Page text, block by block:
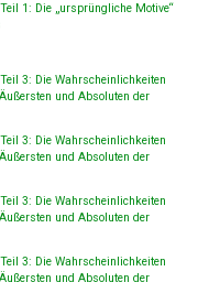
1: Die „ursprüngliche Motive“
3: Die Wahrscheinlichkeiten
und Absoluten der
3: Die Wahrscheinlichkeiten
und Absoluten der
3: Die Wahrscheinlichkeiten
und Absoluten der
3: Die Wahrscheinlichkeiten
und Absoluten der